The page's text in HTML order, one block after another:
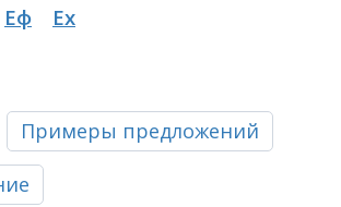
Еф Ех
Примеры предложений